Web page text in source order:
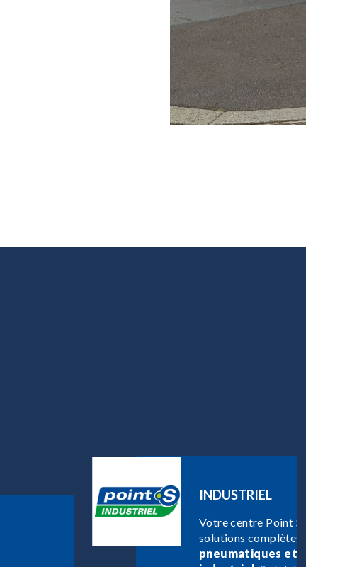
INDUSTRIEL
Votre centre Point S Industriel
solutions complètes pour les
pneumatiques et services